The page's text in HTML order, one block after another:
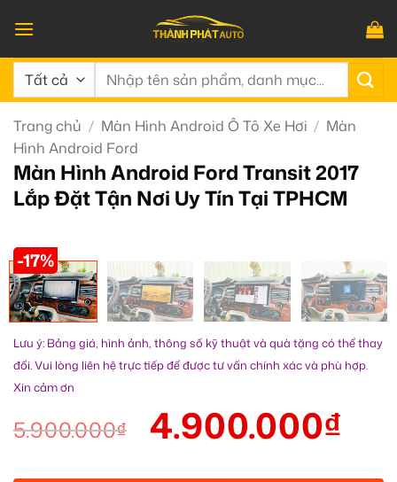
qua
nội
dung
Tìm
Trang chủ / Màn Hình Android Ô Tô Xe Hơi / Màn
Hình Android Ford
Màn Hình Android Ford Transit 2017
Lắp Đặt Tận Nơi Uy Tín Tại TPHCM
-17%
Lưu ý: Bảng giá, hình ảnh, thông số kỹ thuật và quà tặng có thể thay
đổi. Vui lòng liên hệ trực tiếp để được tư vấn chính xác và phù hợp.
Xin cảm ơn
5.900.000₫ 4.900.000₫